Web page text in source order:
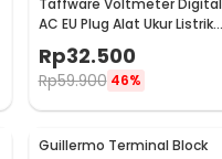
Taffware Voltmeter Digital
AC EU Plug Alat Ukur Listrik
110-300V - DM55-1
Rp32.500
Rp59.900 46%
Guillermo Terminal Block